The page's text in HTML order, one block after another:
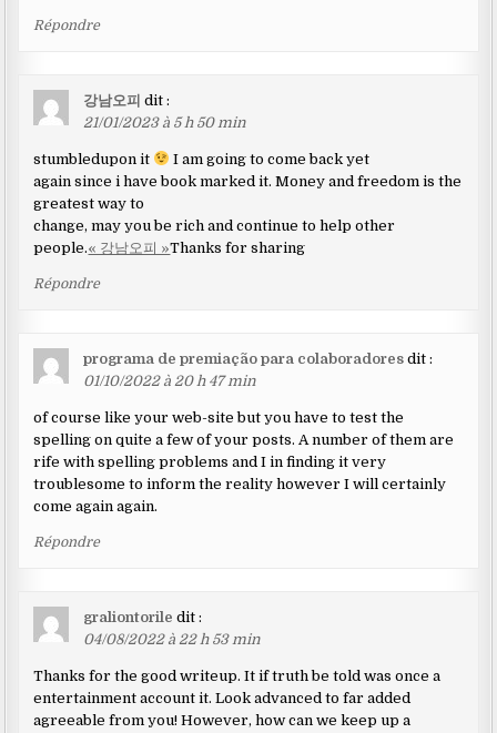
Répondre
강남오피 dit :
21/01/2023 à 5 h 50 min
stumbledupon it
I am going to come back yet
again since i have book marked it. Money and freedom is the
greatest way to
change, may you be rich and continue to help other
people.« 강남오피 »Thanks for sharing
Répondre
programa de premiação para colaboradores dit :
01/10/2022 à 20 h 47 min
of course like your web-site but you have to test the
spelling on quite a few of your posts. A number of them are
rife with spelling problems and I in finding it very
troublesome to inform the reality however I will certainly
come again again.
Répondre
graliontorile dit :
04/08/2022 à 22 h 53 min
Thanks for the good writeup. It if truth be told was once a
entertainment account it. Look advanced to far added
agreeable from you! However, how can we keep up a